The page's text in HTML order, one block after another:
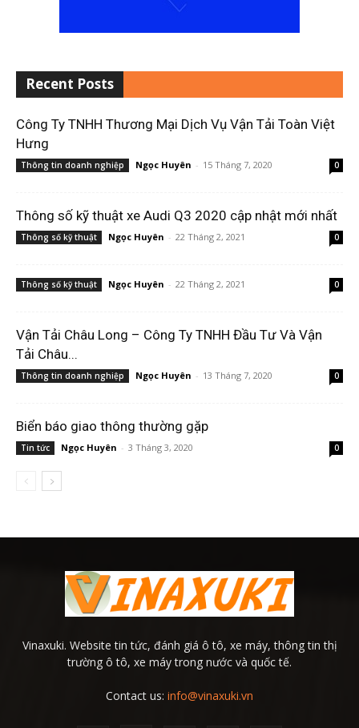
Recent Posts
Công Ty TNHH Thương Mại Dịch Vụ Vận Tải Toàn Việt
Hưng
Thông tin doanh nghiệp Ngọc Huyên - 15 Tháng 7, 2020 0
Thông số kỹ thuật xe Audi Q3 2020 cập nhật mới nhất
Thông số kỹ thuật Ngọc Huyên - 22 Tháng 2, 2021 0
Thông số kỹ thuật Ngọc Huyên - 22 Tháng 2, 2021 0
Vận Tải Châu Long – Công Ty TNHH Đầu Tư Và Vận
Tải Châu...
Thông tin doanh nghiệp Ngọc Huyên - 13 Tháng 7, 2020 0
Biển báo giao thông thường gặp
Tin tức Ngọc Huyên - 3 Tháng 3, 2020 0
Vinaxuki. Website tin tức, đánh giá ô tô, xe máy, thông tin thị
trường ô tô, xe máy trong nước và quốc tế.
Contact us: info@vinaxuki.vn